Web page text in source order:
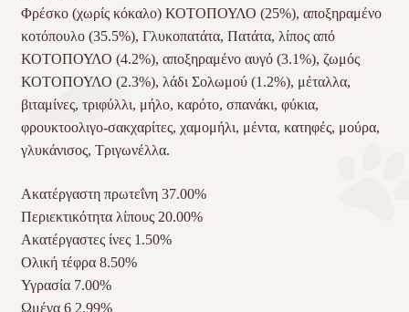
Φρέσκο (χωρίς κόκαλο) ΚΟΤΟΠΟΥΛΟ (25%), αποξηραμένο
κοτόπουλο (35.5%), Γλυκοπατάτα, Πατάτα, λίπος από
ΚΟΤΟΠΟΥΛΟ (4.2%), αποξηραμένο αυγό (3.1%), ζωμός
ΚΟΤΟΠΟΥΛΟ (2.3%), λάδι Σολωμού (1.2%), μέταλλα,
βιταμίνες, τριφύλλι, μήλο, καρότο, σπανάκι, φύκια,
φρουκτοολιγο-σακχαρίτες, χαμομήλι, μέντα, κατηφές, μούρα,
γλυκάνισος, Τριγωνέλλα.
Ακατέργαστη πρωτεΐνη 37.00%
Περιεκτικότητα λίπους 20.00%
Ακατέργαστες ίνες 1.50%
Ολική τέφρα 8.50%
Υγρασία 7.00%
Ωμέγα 6 2.99%